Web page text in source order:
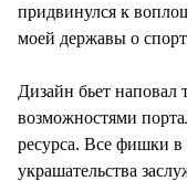
придвинулся к
моей державы о
Дизайн бьет
возможностями
ресурса. Все фишки в
украшательства